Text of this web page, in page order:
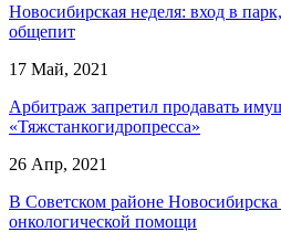
Новосибирская неделя: вход в
общепит
17 Май, 2021
Арбитраж запретил продавать
«Тяжстанкогидропресса»
26 Апр, 2021
В Советском районе
онкологической помощи